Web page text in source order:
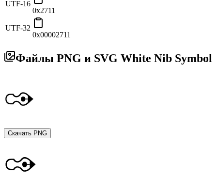
UTF-16
0x2711
UTF-32
0x00002711
Файлы PNG и SVG White Nib Symbol
Скачать PNG